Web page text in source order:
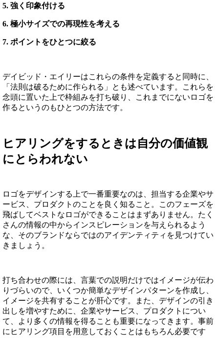
5. 強く印象付ける
6. 極小サイズでの再現性を考える
7. ポイントをひとつに絞る
デイビッド・エイリーはこれらの条件を定義すると同時に、
「法則は破るために作られる」とも述べています。これらを
念頭に置いた上で枠組みを打ち破り、これまでにないロゴを
作るというのもひとつの方法です。
ヒアリングをするときは自分の価値観
にとらわれない
ロゴをデザインする上で一番重要なのは、担当する企業やサ
ービス、プロダクトのことを良く知ること。このフェーズを
飛ばしてベストなロゴができることはまずありません。たく
さんの情報の中からインスピレーションを与えられるよう
な、そのブランドならではのアイデンティティを見つけてい
きましょう。
打ち合わせの際には、言葉での説明だけではイメージが伝わ
りづらいので、いくつか簡単なデザインパターンを作成し、
イメージを共有することが肝心です。また、デザインの引き
出しを増やすために、企業やサービス、プロダクトについ
て、より多くの情報を得ることも重要になってきます。事前
にヒアリング項目を用意しておくことはもちろん必要です